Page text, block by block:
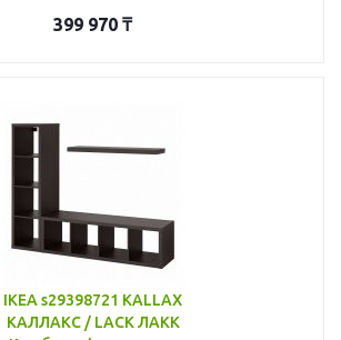
399 970 ₸
IKEA s29398721 KALLAX
КАЛЛАКС / LACK ЛАКК